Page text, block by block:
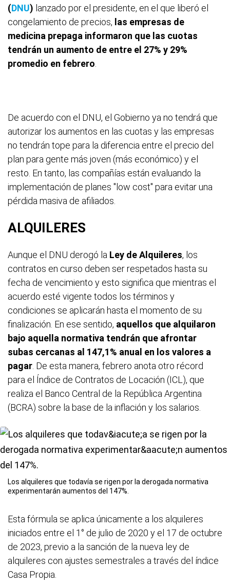
(DNU) lanzado por el presidente, en el que liberó el
congelamiento de precios, las empresas de
medicina prepaga informaron que las cuotas
tendrán un aumento de entre el 27% y 29%
promedio en febrero
De acuerdo con el DNU, el Gobierno ya no tendrá que
autorizar los aumentos en las cuotas y las empresas
no tendrán tope para la diferencia entre el precio del
plan para gente más joven (más económico) y el
resto. En tanto, las compañías están evaluando la
implementación de planes "low cost" para evitar una
pérdida masiva de afiliados.
ALQUILERES
Aunque el DNU derogó la Ley de Alquileres, los
contratos en curso deben ser respetados hasta su
fecha de vencimiento y esto significa que mientras el
acuerdo esté vigente todos los términos y
condiciones se aplicarán hasta el momento de su
finalización. En ese sentido, aquellos que alquilaron
bajo aquella normativa tendrán que afrontar
subas cercanas al 147,1% anual en los valores a
pagar . De esta manera, febrero anota otro récord
para el Índice de Contratos de Locación (ICL), que
realiza el Banco Central de la República Argentina
(BCRA) sobre la base de la inflación y los salarios.
Los alquileres que todavía se rigen por la derogada normativa
experimentarán aumentos del 147%.
Esta fórmula se aplica únicamente a los alquileres
iniciados entre el 1° de julio de 2020 y el 17 de octubre
de 2023, previo a la sanción de la nueva ley de
alquileres con ajustes semestrales a través del índice
Casa Propia.